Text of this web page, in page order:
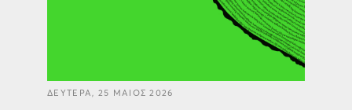
ΔΕΥΤΕΡΑ, 25 ΜΑΙΟΣ 2026